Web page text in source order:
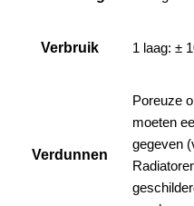
Verbruik 1 laag: ±
Verdunnen
Poreuze
moeten
gegeven